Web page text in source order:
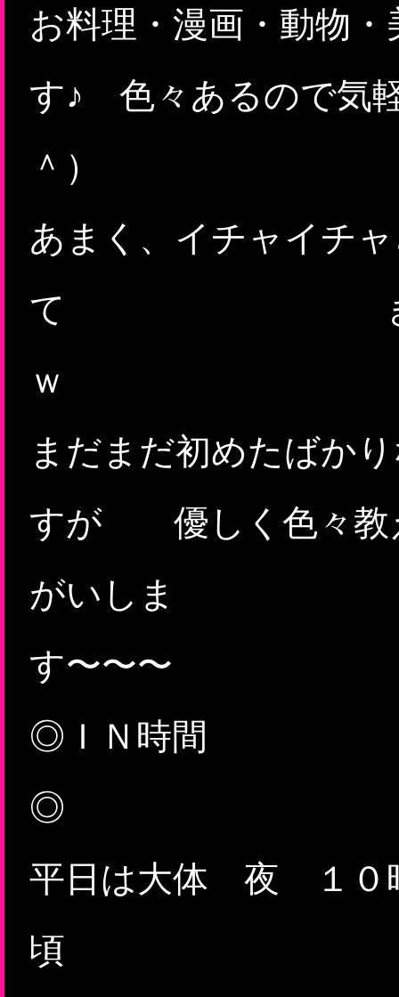
お料理・漫画・動物
す♪ 色々あるので気
あまく、イチャイチ
て きもちよ
まだまだ初めたばか
すが 優しく色々教
がいしま
す
◎ＩＮ時間
平日は大体 夜 １０
頃